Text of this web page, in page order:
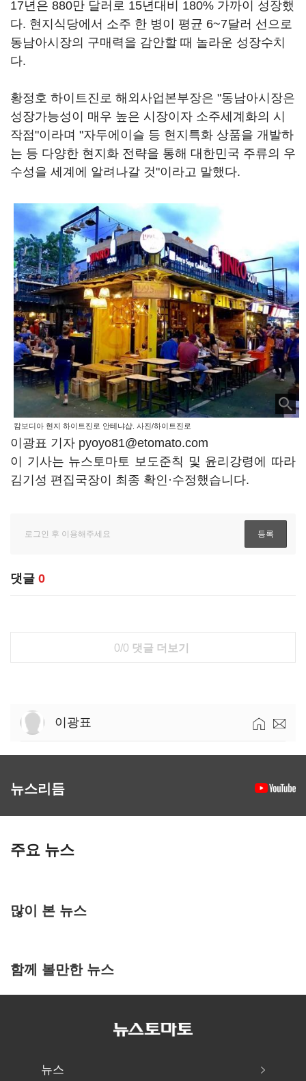
17년은 880만 달러로 15년대비 180% 가까이 성장했
다. 현지식당에서 소주 한 병이 평균 6~7달러 선으로
동남아시장의 구매력을 감안할 때 놀라운 성장수치
다.
황정호 하이트진로 해외사업본부장은 "동남아시장은
성장가능성이 매우 높은 시장이자 소주세계화의 시
작점"이라며 "자두에이슬 등 현지특화 상품을 개발하
는 등 다양한 현지화 전략을 통해 대한민국 주류의 우
수성을 세계에 알려나갈 것"이라고 말했다.
캄보디아 현지 하이트진로 안테냐샵. 사진/하이트진로
이광표 기자 pyoyo81@etomato.com
이 기사는 뉴스토마토 보도준칙 및 윤리강령에 따라
김기성 편집국장이 최종 확인·수정했습니다.
댓글 0
0/0 댓글 더보기
이광표
뉴스리듬
주요 뉴스
많이 본 뉴스
함께 볼만한 뉴스
뉴스